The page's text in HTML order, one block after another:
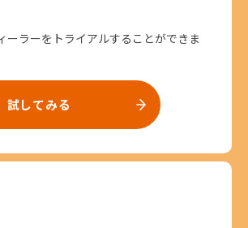
ーラーをトライアルすることができま
試してみる